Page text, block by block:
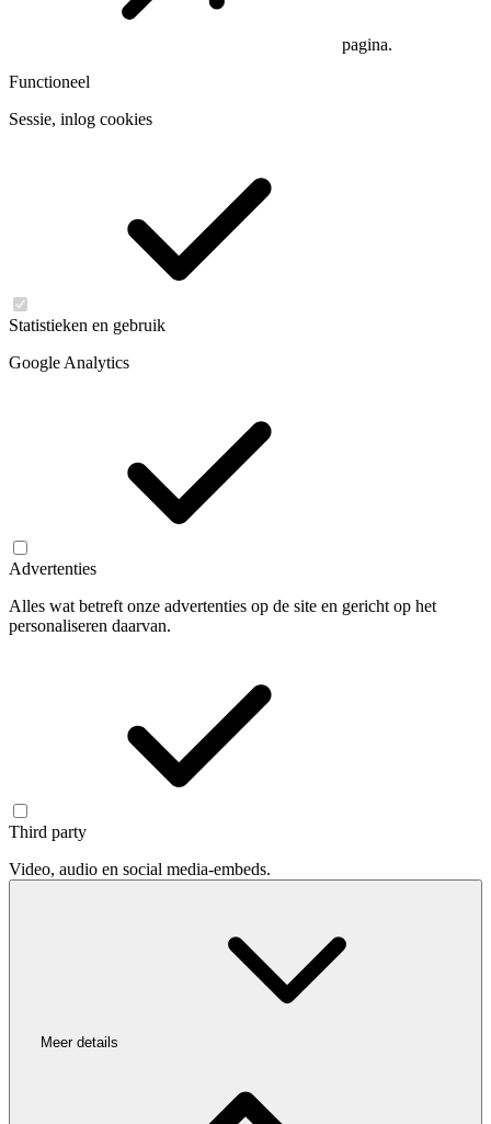
pagina.
Functioneel
Sessie, inlog cookies
Statistieken en gebruik
Google Analytics
Advertenties
Alles wat betreft onze advertenties op de site en gericht op het
personaliseren daarvan.
Third party
Video, audio en social media-embeds.
Meer details